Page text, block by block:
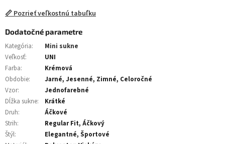
📏 Pozrieť veľkostnú tabuľku
Dodatočné parametre
Kategória:
Mini sukne
Veľkosť:
UNI
Farba:
Krémová
Obdobie:
Jarné, Jesenné, Zimné, Celoročné
Vzor:
Jednofarebné
Dĺžka sukne:
Krátké
Druh:
Áčkové
Strih:
Regular Fit, Áčkový
Štýl:
Elegantné, Športové